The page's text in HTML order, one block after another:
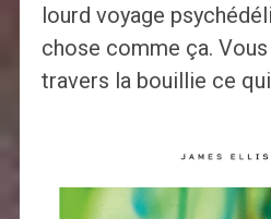
lourd voyage
chose comme ça.
travers la bouillie ce